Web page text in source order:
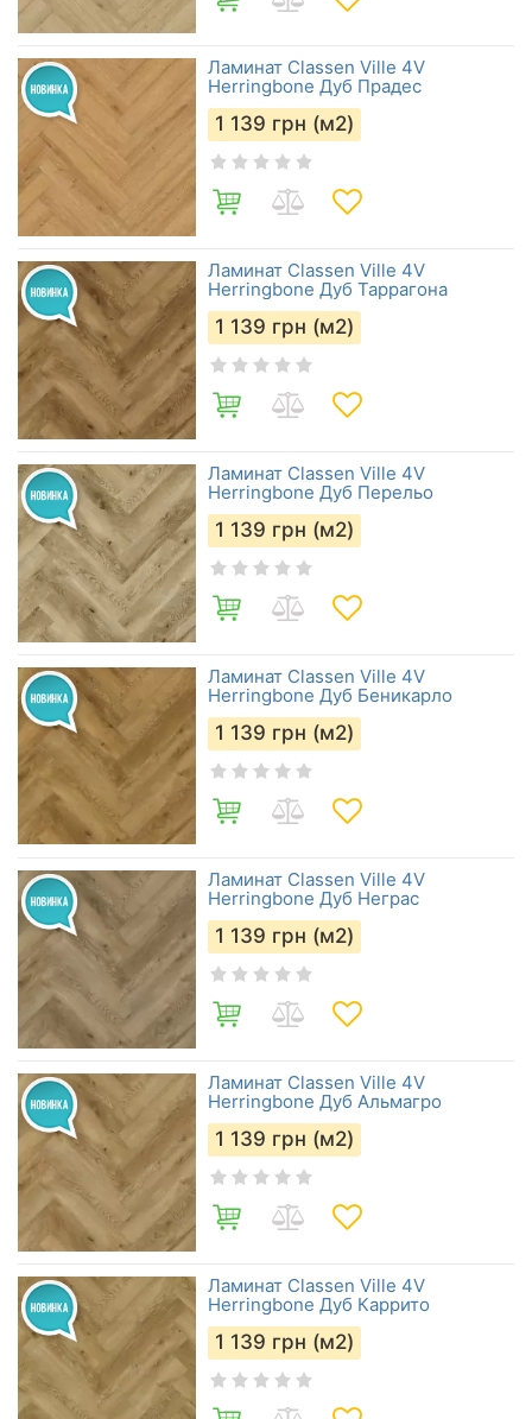
Ламинат Classen Ville 4V
Herringbone Дуб Прадес
1 139 грн (м2)
Ламинат Classen Ville 4V
Herringbone Дуб Таррагона
1 139 грн (м2)
Ламинат Classen Ville 4V
Herringbone Дуб Перельо
1 139 грн (м2)
Ламинат Classen Ville 4V
Herringbone Дуб Беникарло
1 139 грн (м2)
Ламинат Classen Ville 4V
Herringbone Дуб Неграс
1 139 грн (м2)
Ламинат Classen Ville 4V
Herringbone Дуб Альмагро
1 139 грн (м2)
Ламинат Classen Ville 4V
Herringbone Дуб Каррито
1 139 грн (м2)